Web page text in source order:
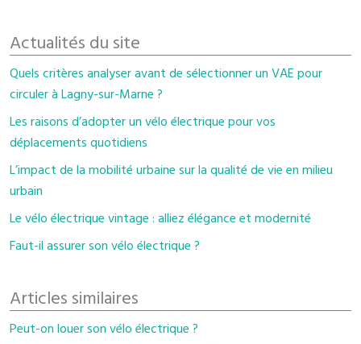
Actualités du site
Quels critères analyser avant de sélectionner un VAE pour
circuler à Lagny-sur-Marne ?
Les raisons d’adopter un vélo électrique pour vos
déplacements quotidiens
L’impact de la mobilité urbaine sur la qualité de vie en milieu
urbain
Le vélo électrique vintage : alliez élégance et modernité
Faut-il assurer son vélo électrique ?
Articles similaires
Peut-on louer son vélo électrique ?